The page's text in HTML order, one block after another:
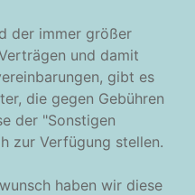
der immer größer
und damit
gibt es
die gegen Gebühren
der "Sonstigen
zur Verfügung stellen.
haben wir diese